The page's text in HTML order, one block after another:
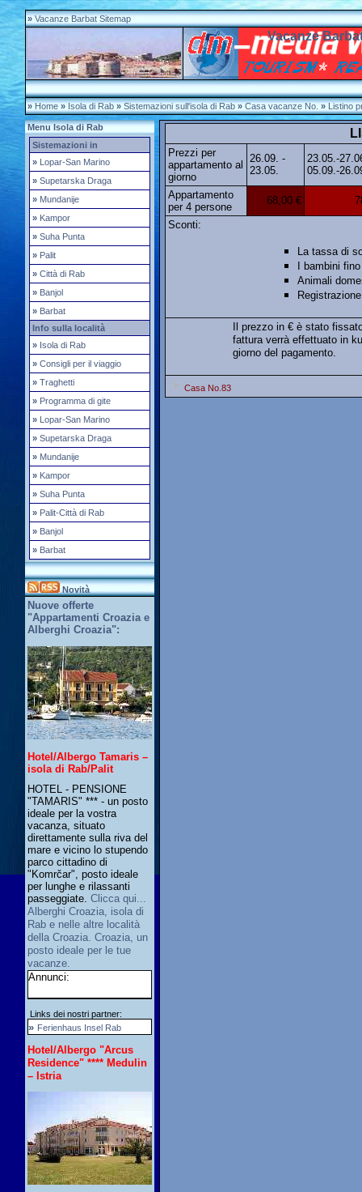
» Vacanze Barbat Sitemap
Vacanze
» Home » Isola di Rab » Sistemazioni sull'isola di Rab »Casa vacanze No.»Listino
Menu Isola di Rab
Sistemazioni in
» Lopar-San Marino
» Supetarska Draga
» Mundanije
» Kampor
» Suha Punta
» Palit
» Città di Rab
» Banjol
» Barbat
Info sulla località
» Isola di Rab
» Consigli per il viaggio
» Traghetti
» Programma di gite
» Lopar-San Marino
» Supetarska Draga
» Mundanije
» Kampor
» Suha Punta
» Palit-Città di Rab
» Banjol
» Barbat
Novità
Nuove offerte
"Appartamenti Croazia e
Alberghi Croazia":
Hotel/Albergo Tamaris –
isola di Rab/Palit
HOTEL - PENSIONE
"TAMARIS" *** - un posto
ideale per la vostra
vacanza, situato
direttamente sulla riva del
mare e vicino lo stupendo
parco cittadino di
"Komrčar", posto ideale
per lunghe e rilassanti
passeggiate. Clicca qui...
Alberghi Croazia, isola di
Rab e nelle altre località
della Croazia. Croazia, un
posto ideale per le tue
vacanze.
Annunci:
Links dei nostri partner:
» Ferienhaus Insel Rab
Hotel/Albergo "Arcus
Residence" **** Medulin
– Istria
Prezzi per
appartamento al
giorno
26.09. -
23.05.
23.05.-
05.09.-
Appartamento
per 4 persone
68,00 €
Sconti:
La tassa di
I bambini
Animali
Il prezzo in € è stato
fattura verrà effettuato in
giorno del pagamento.
Casa No.83